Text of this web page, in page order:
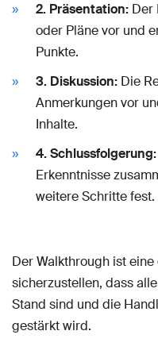
2. Präsentation: Der
oder Pläne vor und
Punkte.
3. Diskussion: Die
Anmerkungen vor
Inhalte.
4. Schlussfolgerung:
Erkenntnisse
weitere Schritte fest.
Der Walkthrough ist
sicherzustellen, dass
Stand sind und die
gestärkt wird.